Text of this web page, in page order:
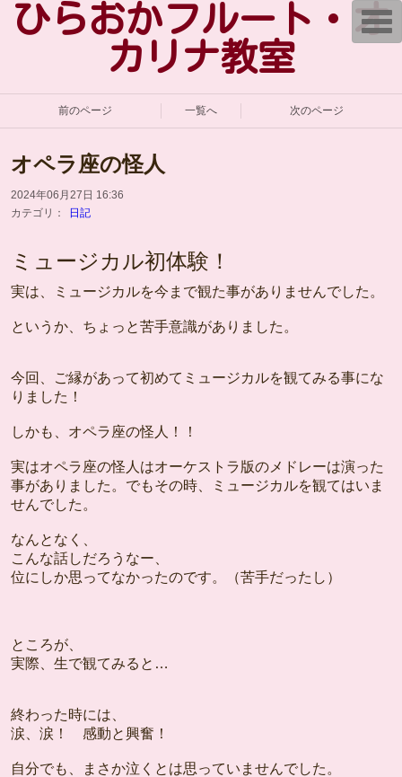
ひらおかフルート・オ
カリナ教室
前のページ 一覧へ 次のページ
オペラ座の怪人
2024年06月27日 16:36
カテゴリ：
日記
ミュージカル初体験！
実は、ミュージカルを今まで観た事がありませんでした。
というか、ちょっと苦手意識がありました。
今回、ご縁があって初めてミュージカルを観てみる事にな
りました！
しかも、オペラ座の怪人！！
実はオペラ座の怪人はオーケストラ版のメドレーは演った
事がありました。でもその時、ミュージカルを観てはいま
せんでした。
なんとなく、
こんな話しだろうなー、
位にしか思ってなかったのです。（苦手だったし）
ところが、
実際、生で観てみると…
終わった時には、
涙、涙！ 感動と興奮！
自分でも、まさか泣くとは思っていませんでした。
T
o
g
n